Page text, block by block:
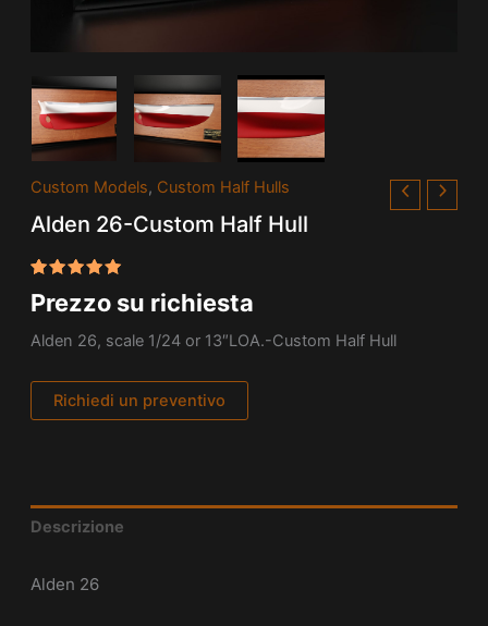
Custom Models, Custom Half Hulls
Alden 26-Custom Half Hull
Valutato
5.00su
base di
1
recensioni
Prezzo su richiesta
Alden 26, scale 1/24 or 13″LOA.-Custom Half Hull
Richiedi un preventivo
Descrizione
Alden 26